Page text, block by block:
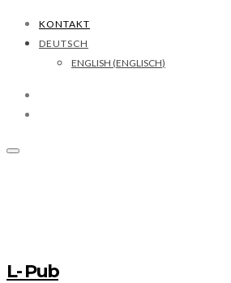
KONTAKT
DEUTSCH
ENGLISH (ENGLISCH)
L- Pub